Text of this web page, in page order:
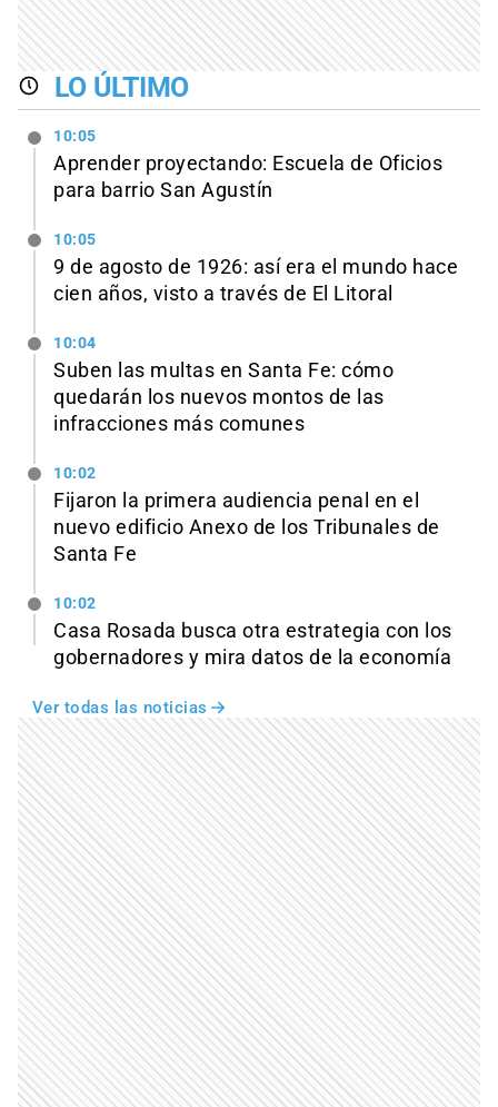
LO ÚLTIMO
10:05
Aprender proyectando: Escuela de Oficios
para barrio San Agustín
10:05
9 de agosto de 1926: así era el mundo hace
cien años, visto a través de El Litoral
10:04
Suben las multas en Santa Fe: cómo
quedarán los nuevos montos de las
infracciones más comunes
10:02
Fijaron la primera audiencia penal en el
nuevo edificio Anexo de los Tribunales de
Santa Fe
10:02
Casa Rosada busca otra estrategia con los
gobernadores y mira datos de la economía
Ver todas las noticias